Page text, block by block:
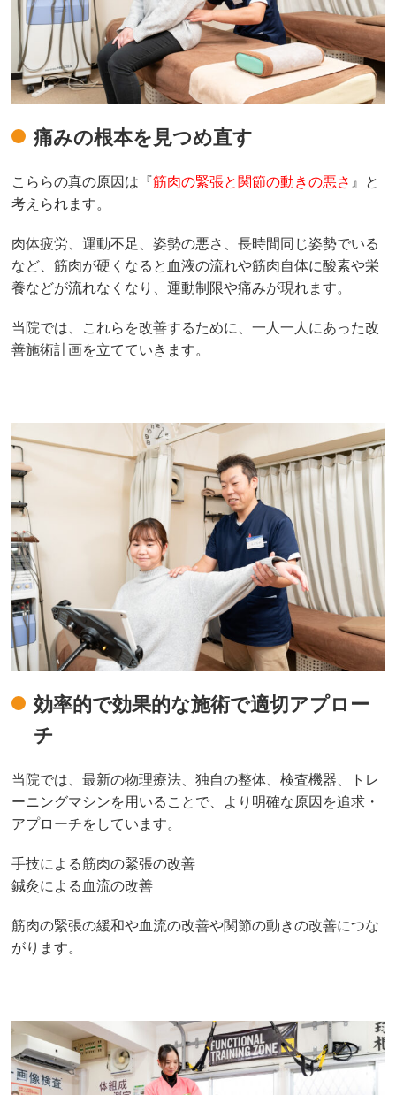
痛みの根本を見つめ直す
こららの真の原因は『筋肉の緊張と関節の動きの悪さ 』と
考えられます。
肉体疲労、運動不足、姿勢の悪さ、長時間同じ姿勢でいる
など、筋肉が硬くなると血液の流れや筋肉自体に酸素や栄
養などが流れなくなり、運動制限や痛みが現れます。
当院では、これらを改善するために、一人一人にあった改
善施術計画を立てていきます。
効率的で効果的な施術で適切アプロー
チ
当院では、最新の物理療法、独自の整体、検査機器、トレ
ーニングマシンを用いることで、より明確な原因を追求・
アプローチをしています。
手技による筋肉の緊張の改善
鍼灸による血流の改善
筋肉の緊張の緩和や血流の改善や関節の動きの改善につな
がります。